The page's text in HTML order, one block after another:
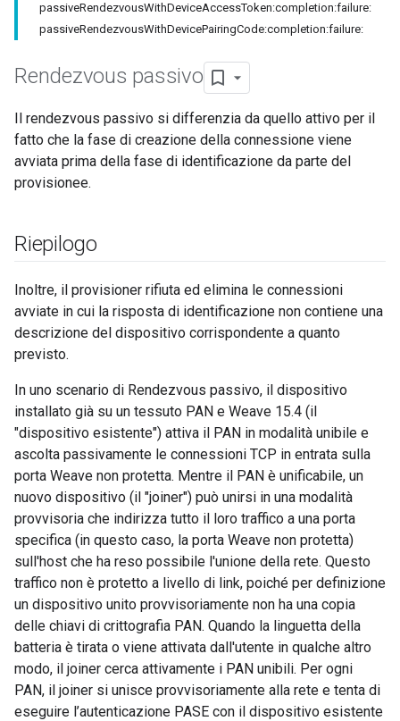
passiveRendezvousWithDeviceAccessToken:completion:failure:
passiveRendezvousWithDevicePairingCode:completion:failure:
Rendezvous passivo
Il rendezvous passivo si differenzia da quello attivo per il
fatto che la fase di creazione della connessione viene
avviata prima della fase di identificazione da parte del
provisionee.
Riepilogo
Inoltre, il provisioner rifiuta ed elimina le connessioni
avviate in cui la risposta di identificazione non contiene una
descrizione del dispositivo corrispondente a quanto
previsto.
In uno scenario di Rendezvous passivo, il dispositivo
installato già su un tessuto PAN e Weave 15.4 (il
"dispositivo esistente") attiva il PAN in modalità unibile e
ascolta passivamente le connessioni TCP in entrata sulla
porta Weave non protetta. Mentre il PAN è unificabile, un
nuovo dispositivo (il "joiner") può unirsi in una modalità
provvisoria che indirizza tutto il loro traffico a una porta
specifica (in questo caso, la porta Weave non protetta)
sull'host che ha reso possibile l'unione della rete. Questo
traffico non è protetto a livello di link, poiché per definizione
un dispositivo unito provvisoriamente non ha una copia
delle chiavi di crittografia PAN. Quando la linguetta della
batteria è tirata o viene attivata dall'utente in qualche altro
modo, il joiner cerca attivamente i PAN unibili. Per ogni
PAN, il joiner si unisce provvisoriamente alla rete e tenta di
eseguire l’autenticazione PASE con il dispositivo esistente